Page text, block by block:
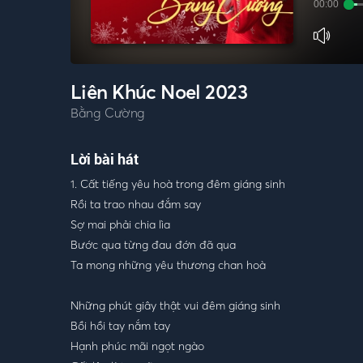
00:00
Liên Khúc Noel 2023
Bằng Cường
Lời bài hát
1. Cất tiếng yêu hoà trong đêm giáng sinh
Rồi ta trao nhau đắm say
Sợ mai phải chia lìa
Bước qua từng đau đớn đã qua
Ta mong những yêu thương chan hoà
Những phút giây thật vui đêm giáng sinh
Bồi hồi tay nắm tay
Hạnh phúc mãi ngọt ngào